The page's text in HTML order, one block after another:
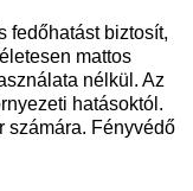
fedőhatást biztosít,
mattos
nélkül. Az
hatásoktól.
számára. Fényvédő